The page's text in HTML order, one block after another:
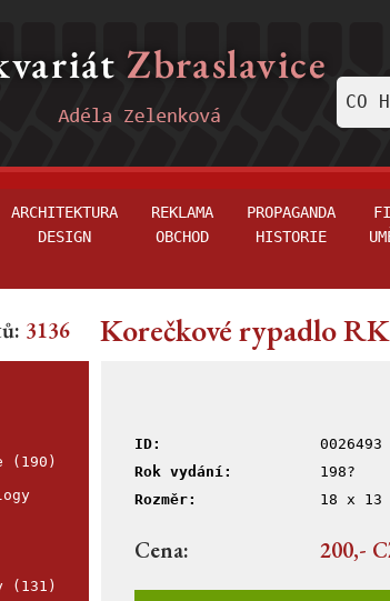
ARCHITEKTURA
DESIGN
REKLAMA
OBCHOD
PROPAGANDA
HISTORIE
3136
(190)
(131)
Korečkové rypadlo
ID:
0026493
Rok vydání:
198?
Rozměr:
18 x 13
Cena: 200,-